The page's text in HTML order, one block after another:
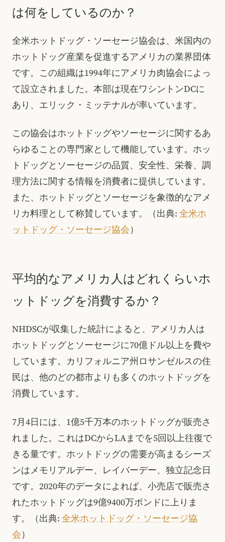
は何をしているのか？
全米ホットドッグ・ソーセージ協会は、米国内の
ホットドッグ産業を促進するアメリカの業界団体
です。この組織は1994年にアメリカ肉協会によっ
て設立されました。本部は現在ワシントンDCに
あり、エリック・ミッテナルが率いています。
この協会はホットドッグやソーセージに関するあ
らゆることの専門家として機能しています。ホッ
トドッグとソーセージの品質、安全性、栄養、調
理方法に関する情報を消費者に提供しています。
また、ホットドッグとソーセージを象徴的なアメ
リカ料理として称賛しています。（出典: 全米ホ
ットドッグ・ソーセージ協会）
平均的なアメリカ人はどれくらいホ
ットドッグを消費するか？
NHDSCが収集した統計によると、アメリカ人は
ホットドッグとソーセージに70億ドル以上を費や
しています。カリフォルニア州ロサンゼルスの住
民は、他のどの都市よりも多くのホットドッグを
消費しています。
7月4日には、1億5千万本のホットドッグが販売さ
れました。これはDCからLAまでを5回以上往復で
きる量です。ホットドッグの需要が高まるシーズ
ンはメモリアルデー、レイバーデー、独立記念日
です。2020年のデータによれば、小売店で販売さ
れたホットドッグは9億9400万ポンドに上りま
す。（出典: 全米ホットドッグ・ソーセージ協
会）